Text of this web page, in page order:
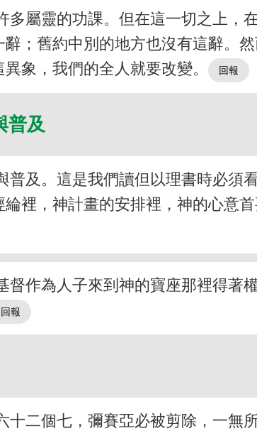
屬靈的功課。但在這一切之上，
；舊約中別的地方也沒有這辭。
象，我們的全人就要改變。
普及
及。這是我們讀但以理書時必須
裡，神計畫的安排裡，神的心意
作為人子來到神的寶座那裡得著
二個七，彌賽亞必被剪除，一無